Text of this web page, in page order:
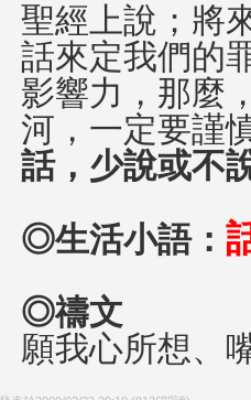
聖經上說；將
話來定我們的
影響力，那麼
河，一定要謹
話，少說或不
◎生活小語：
◎禱文
願我心所想、